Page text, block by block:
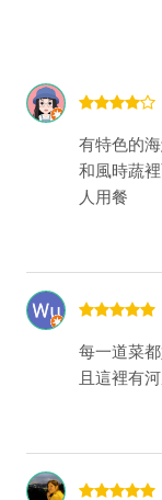
有特色的
和風時蔬
人用餐
每一道菜
且這裡有